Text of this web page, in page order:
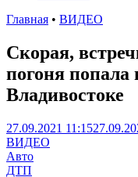
Главная • ВИДЕО
Скорая,
погоня попала
Владивостоке
27.09.2021 11:15
ВИДЕО
Авто
ДТП